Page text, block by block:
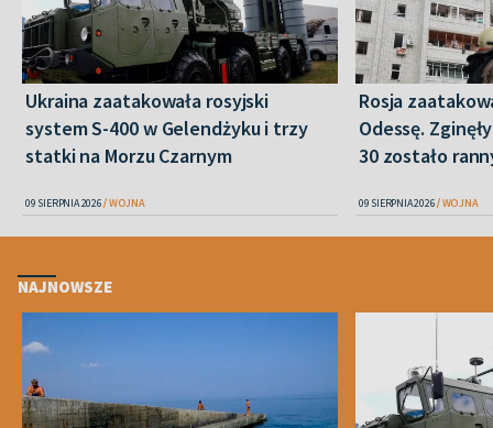
Ukraina zaatakowała rosyjski
system S-400 w Gelendżyku i trzy
statki na Morzu Czarnym
09 SIERPNIA 2026 WOJNA
Rosja
Odessę.
30 zostało
09 SIERPNIA 2026 WOJNA
NAJNOWSZE